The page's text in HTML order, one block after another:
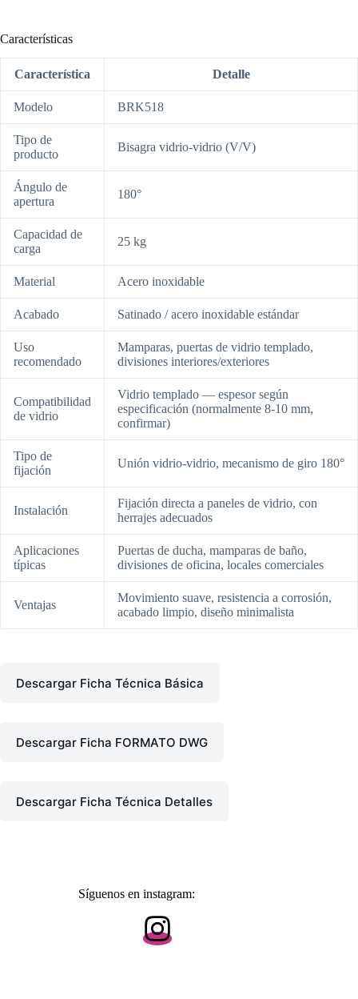
Características
Característica Detalle
Modelo BRK518
Tipo de
producto
Bisagra vidrio-vidrio (V/V)
Ángulo de
apertura
180°
Capacidad de
carga
25 kg
Material Acero inoxidable
Acabado Satinado / acero inoxidable estándar
Uso
recomendado
Mamparas, puertas de vidrio templado,
divisiones interiores/exteriores
Compatibilidad
de vidrio
Vidrio templado — espesor según
especificación (normalmente 8-10 mm,
confirmar)
Tipo de
fijación
Unión vidrio-vidrio, mecanismo de giro 180°
Instalación
Fijación directa a paneles de vidrio, con
herrajes adecuados
Aplicaciones
típicas
Puertas de ducha, mamparas de baño,
divisiones de oficina, locales comerciales
Ventajas
Movimiento suave, resistencia a corrosión,
acabado limpio, diseño minimalista
Descargar Ficha Técnica Básica
Descargar Ficha FORMATO DWG
Descargar Ficha Técnica Detalles
Síguenos en instagram: